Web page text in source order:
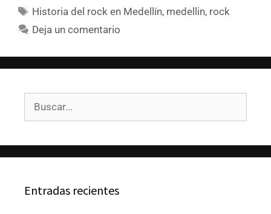
Historia del rock en Medellín, medellin, rock
Deja un comentario
Entradas recientes